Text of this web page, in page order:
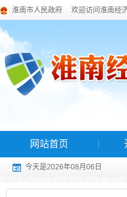
淮南市人民政府 欢迎访问淮南经
网站首页
今天是2026年08月06日